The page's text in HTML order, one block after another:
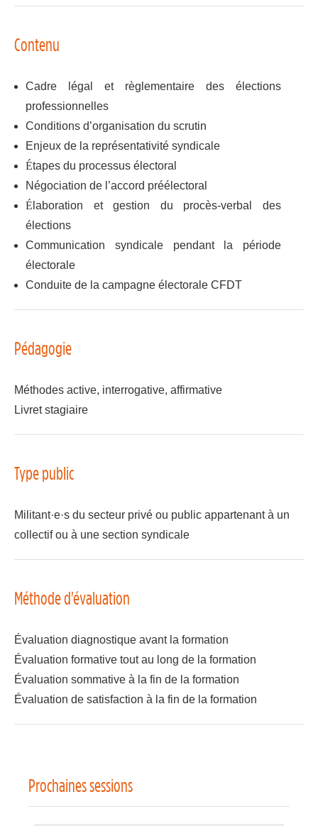
Contenu
Cadre légal et règlementaire des élections
professionnelles
Conditions d’organisation du scrutin
Enjeux de la représentativité syndicale
Étapes du processus électoral
Négociation de l’accord préélectoral
É laboration et gestion du procès-verbal des
élections
Communication syndicale pendant la période
électorale
Conduite de la campagne électorale CFDT
Pédagogie
Méthodes active, interrogative, affirmative
Livret stagiaire
Type public
Militant·e·s du secteur privé ou public appartenant à un
collectif ou à une section syndicale
Méthode d'évaluation
Évaluation diagnostique avant la formation
Évaluation formative tout au long de la formation
Évaluation sommative à la fin de la formation
Évaluation de satisfaction à la fin de la formation
Prochaines sessions